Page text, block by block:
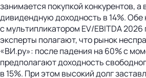
занимается покупкой конкурентов, а
дивидендную доходность в 14%. Обе
с мультипликатором EV/EBITDA
эксперты полагают, что рынок
«ВИ.ру»: после падения на 60% с
предполагают доходность
в 15%. При этом высокий долг